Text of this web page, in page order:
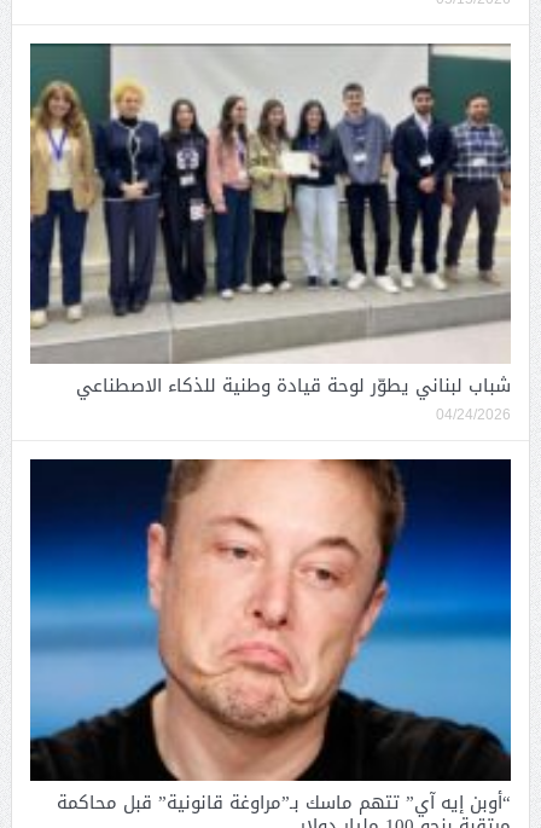
شباب لبناني يطوّر لوحة قيادة وطنية للذكاء الاصطناعي
04/24/2026
“أوبن إيه آي” تتهم ماسك بـ”مراوغة قانونية” قبل محاكمة